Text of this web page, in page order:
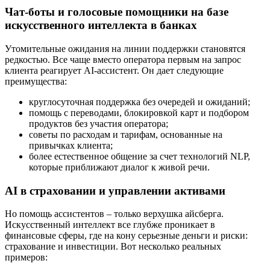
Чат-боты и голосовые помощники на базе
искусственного интеллекта в банках
Утомительные ожидания на линии поддержки становятся
редкостью. Все чаще вместо оператора первым на запрос
клиента реагирует AI-ассистент. Он дает следующие
преимущества:
круглосуточная поддержка без очередей и ожиданий;
помощь с переводами, блокировкой карт и подбором
продуктов без участия оператора;
советы по расходам и тарифам, основанные на
привычках клиента;
более естественное общение за счет технологий NLP,
которые приближают диалог к живой речи.
AI в страховании и управлении активами
Но помощь ассистентов – только верхушка айсберга.
Искусственный интеллект все глубже проникает в
финансовые сферы, где на кону серьезные деньги и риски:
страхование и инвестиции. Вот несколько реальных
примеров: